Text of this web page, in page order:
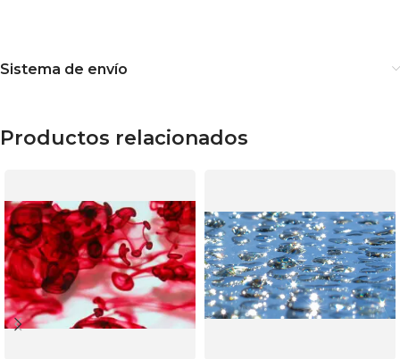
Sistema de envío
Productos relacionados